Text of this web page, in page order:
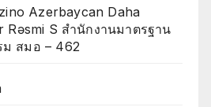
Azerbaycan Daha
Rəsmi S สำนักงานมาตรฐาน
สมอ – 462